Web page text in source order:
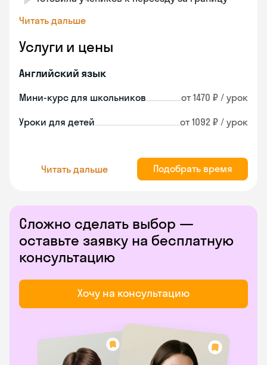
Читать дальше
Услуги и цены
Английский язык
Мини-курс для школьников от 1470 ₽ / урок
Уроки для детей от 1092 ₽ / урок
Читать дальше Подобрать время
Сложно сделать выбор —
оставьте заявку на бесплатную
консультацию
Хочу на консультацию